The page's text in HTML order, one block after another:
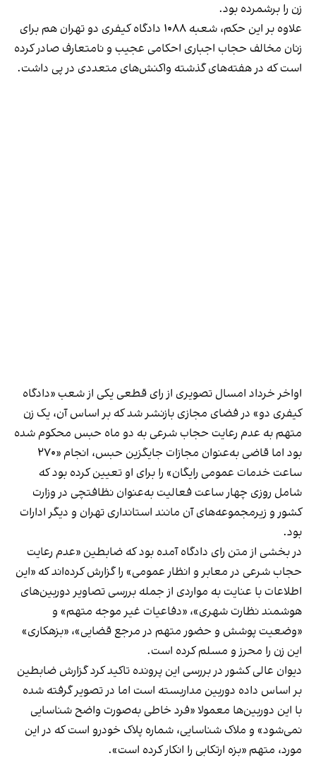
زن را برشمرده بود.
علاوه بر این حکم، شعبه ۱۰۸۸ دادگاه کیفری دو تهران هم برای
زنان مخالف حجاب اجباری احکامی عجیب و نامتعارف صادر کرده
است که در هفته‌های گذشته واکنش‌های متعددی در پی داشت.
اواخر خرداد امسال تصویری از رای قطعی یکی از شعب «دادگاه
کیفری دو» در فضای مجازی بازنشر شد که بر اساس آن، یک زن
متهم به عدم رعایت حجاب شرعی به دو ماه حبس محکوم شده
بود اما قاضی به‌عنوان مجازات جایگزین حبس، انجام «۲۷۰
ساعت خدمات عمومی رایگان» را برای او تعیین کرده بود که
شامل روزی چهار ساعت فعالیت به‌عنوان نظافتچی در وزارت
کشور و زیرمجموعه‌های آن مانند استانداری تهران و دیگر ادارات
بود.
در بخشی از متن رای دادگاه آمده بود که ضابطین «عدم رعایت
حجاب شرعی در معابر و انظار عمومی» را گزارش کرده‌اند که «این
اطلاعات با عنایت به مواردی از جمله بررسی تصاویر دوربین‌های
هوشمند نظارت شهری»، «دفاعیات غیر موجه متهم» و
«وضعیت پوشش و حضور متهم در مرجع قضایی»، «بزهکاری»
این زن را محرز و مسلم کرده است.
دیوان عالی کشور در بررسی این پرونده تاکید کرد گزارش ضابطین
بر اساس داده دوربین مداربسته است اما در تصویر گرفته شده
با این دوربین‌ها معمولا «فرد خاطی به‌صورت واضح شناسایی
نمی‌شود» و ملاک شناسایی، شماره پلاک خودرو است که در این
مورد،‌ متهم «بزه ارتکابی را انکار کرده است».